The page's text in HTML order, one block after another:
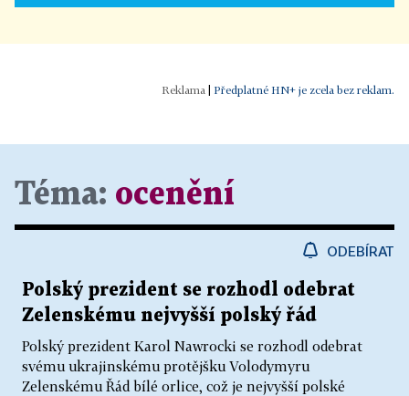
Předplatné HN+ je zcela bez reklam.
Téma: ocenění
ODEBÍRAT
Polský prezident se rozhodl odebrat
Zelenskému nejvyšší polský řád
Polský prezident Karol Nawrocki se rozhodl odebrat
svému ukrajinskému protějšku Volodymyru
Zelenskému Řád bílé orlice, což je nejvyšší polské